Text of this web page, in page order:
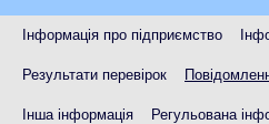
Інформація про підприємство
Результати перевірок
Інша інформація Регульована